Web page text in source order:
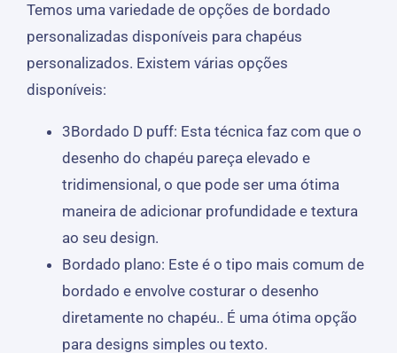
Temos uma variedade de opções de bordado
personalizadas disponíveis para chapéus
personalizados. Existem várias opções
disponíveis:
3Bordado D puff: Esta técnica faz com que o
desenho do chapéu pareça elevado e
tridimensional, o que pode ser uma ótima
maneira de adicionar profundidade e textura
ao seu design.
Bordado plano: Este é o tipo mais comum de
bordado e envolve costurar o desenho
diretamente no chapéu.. É uma ótima opção
para designs simples ou texto.